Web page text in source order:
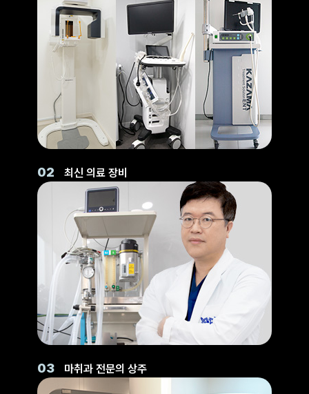
02 최신 의료 장비
03 마취과 전문의 상주